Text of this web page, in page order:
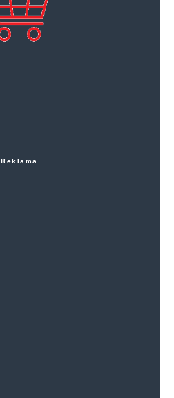
Reklama